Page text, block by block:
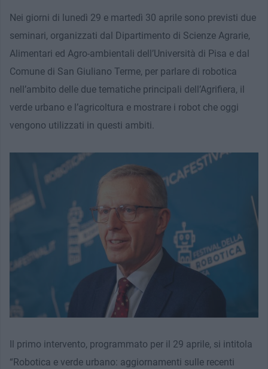
Nei giorni di lunedì 29 e martedì 30 aprile sono previsti due
seminari, organizzati dal Dipartimento di Scienze Agrarie,
Alimentari ed Agro-ambientali dell’Università di Pisa e dal
Comune di San Giuliano Terme, per parlare di robotica
nell’ambito delle due tematiche principali dell’Agrifiera, il
verde urbano e l’agricoltura e mostrare i robot che oggi
vengono utilizzati in questi ambiti.
Il primo intervento, programmato per il 29 aprile, si intitola
“Robotica e verde urbano: aggiornamenti sulle recenti